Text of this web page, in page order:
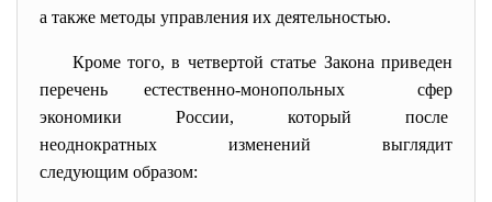
а также методы управления их деятельностью.
Кроме того, в четвертой статье Закона приведен
перечень естественно-монопольных сфер
экономики России, который после
неоднократных изменений выглядит
следующим образом: